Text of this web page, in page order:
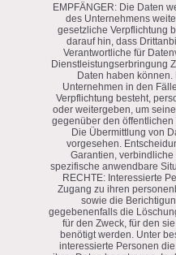
EMPFÄNGER: Die Daten
des Unternehmens
gesetzliche Verpflichtung
darauf hin, dass
Verantwortliche für
Dienstleistungserbringung
Daten haben
Unternehmen in den
Verpflichtung besteht,
oder weitergeben, um
gegenüber den öffentlichen
Die Übermittlung von
vorgesehen.
Garantien,
spezifische anwendbare
RECHTE: Interessierte
Zugang zu ihren
sowie die
gegebenenfalls die
für den Zweck, für den
benötigt werden. Unter
interessierte Personen